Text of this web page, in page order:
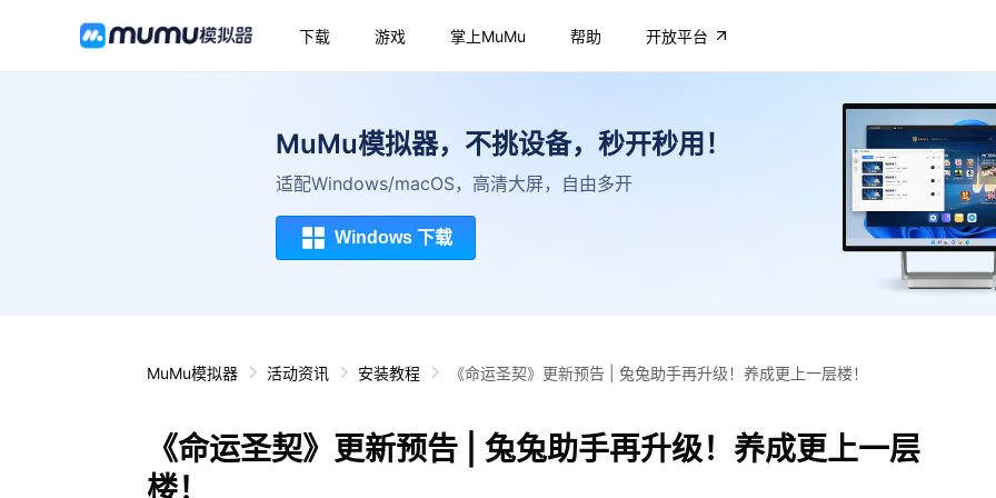
下载 游戏 掌上MuMu 帮助 开放平台
MuMu模拟器，不挑设备，秒开秒用！
适配Windows/macOS，高清大屏，自由多开
Windows 下载
MuMu模拟器 活动资讯 安装教程 《命运圣契》更新预告 | 兔兔助手再升级！养成更上一层楼！
《命运圣契》更新预告 | 兔兔助手再升级！养成更上一层
楼！